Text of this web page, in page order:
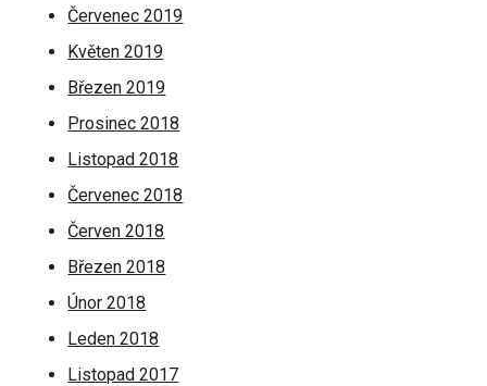
Červenec 2019
Květen 2019
Březen 2019
Prosinec 2018
Listopad 2018
Červenec 2018
Červen 2018
Březen 2018
Únor 2018
Leden 2018
Listopad 2017